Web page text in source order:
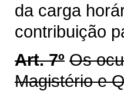
da carga
contribuição
Art. 7º Os
Magistério e